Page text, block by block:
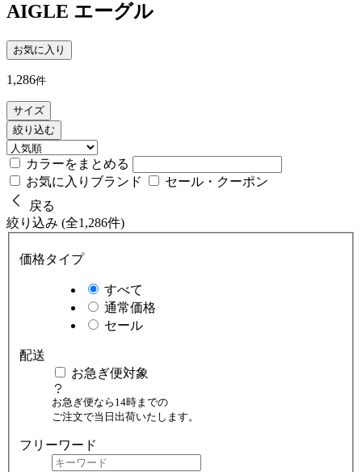
AIGLE エーグル
お気に入り
1,286件
サイズ
絞り込む
カラーをまとめる
お気に入りブランド
セール・クーポン
戻る
絞り込み (全1,286件)
価格タイプ
すべて
通常価格
セール
配送
お急ぎ便対象
お急ぎ便なら14時までの
ご注文で当日出荷いたします。
フリーワード